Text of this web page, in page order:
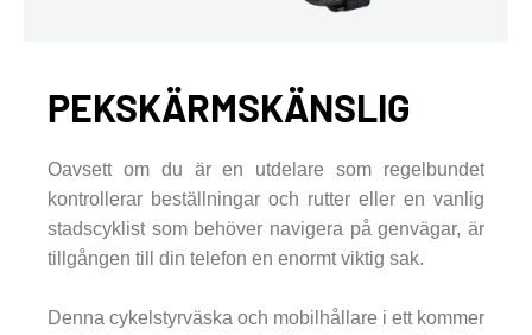
PEKSKÄRMSKÄNSLIG
Oavsett om du är en utdelare som regelbundet
kontrollerar beställningar och rutter eller en vanlig
stadscyklist som behöver navigera på genvägar, är
tillgången till din telefon en enormt viktig sak.
Denna cykelstyrväska och mobilhållare i ett kommer